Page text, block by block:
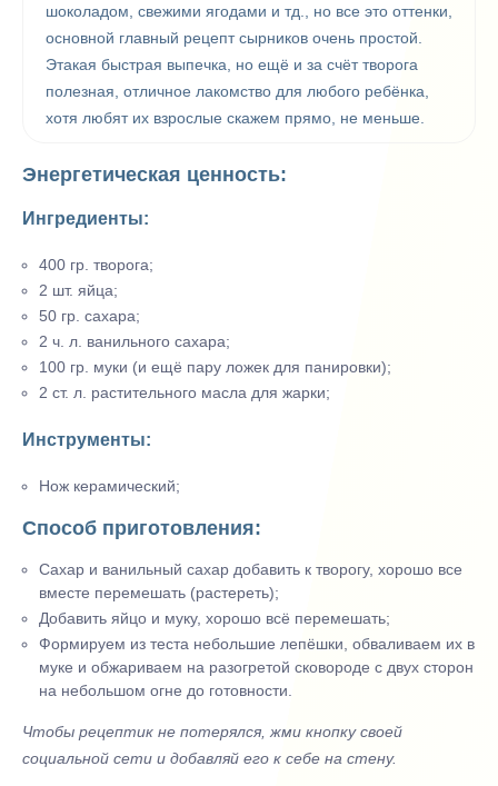
шоколадом, свежими ягодами и тд., но все это оттенки,
основной главный рецепт сырников очень простой.
Этакая быстрая выпечка, но ещё и за счёт творога
полезная, отличное лакомство для любого ребёнка,
хотя любят их взрослые скажем прямо, не меньше.
Энергетическая ценность:
Ингредиенты:
400 гр. творога;
2 шт. яйца;
50 гр. сахара;
2 ч. л. ванильного сахара;
100 гр. муки (и ещё пару ложек для панировки);
2 ст. л. растительного масла для жарки;
Инструменты:
Нож керамический;
Способ приготовления:
Сахар и ванильный сахар добавить к творогу, хорошо все
вместе перемешать (растереть);
Добавить яйцо и муку, хорошо всё перемешать;
Формируем из теста небольшие лепёшки, обваливаем их в
муке и обжариваем на разогретой сковороде с двух сторон
на небольшом огне до готовности.
Чтобы рецептик не потерялся, жми кнопку своей
социальной сети и добавляй его к себе на стену.